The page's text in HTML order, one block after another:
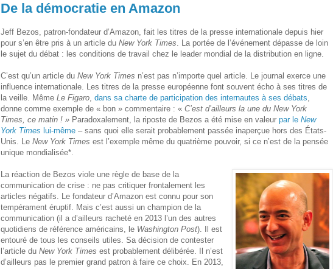
De la démocratie en Amazon
Jeff Bezos, patron-fondateur d’Amazon, fait les titres de la presse internationale depuis hier
pour s’en être pris à un article du New York Times . La portée de l’événement dépasse de loin
le sujet du débat : les conditions de travail chez le leader mondial de la distribution en ligne.
C’est qu’un article du New York Times n’est pas n’importe quel article. Le journal exerce une
influence internationale. Les titres de la presse européenne font souvent écho à ses titres de
la veille. Même Le Figaro dans sa charte de participation des internautes à ses débats
donne comme exemple de « bon » commentaire : « C’est d’ailleurs la une du New York
Times, ce matin ! » Paradoxalement, la riposte de Bezos a été mise en valeur par le New
York Times lui-même – sans quoi elle serait probablement passée inaperçue hors des États-
Unis.
Le New York Times est l’exemple même du quatrième pouvoir, si ce n’est de la pensée
unique mondialisée*.
La réaction de Bezos viole une règle de base de la
communication de crise : ne pas critiquer frontalement les
articles négatifs. Le fondateur d’Amazon est connu pour son
tempérament éruptif. Mais c’est aussi un champion de la
communication (il a d’ailleurs racheté en 2013 l’un des autres
quotidiens de référence américains, le Washington Post). Il est
entouré de tous les conseils utiles. Sa décision de contester
l’article du New York Times est probablement délibérée. Il n’est
d’ailleurs pas le premier grand patron à faire ce choix. En 2013,